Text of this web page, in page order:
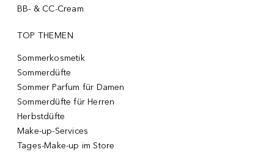
BB- & CC-Cream
TOP THEMEN
Sommerkosmetik
Sommerdüfte
Sommer Parfum für Damen
Sommerdüfte für Herren
Herbstdüfte
Make-up-Services
Tages-Make-up im Store